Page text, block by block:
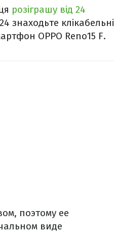
розіграшу від 24
знаходьте клікабельні
OPPO Reno15 F.
поэтому ее
виде